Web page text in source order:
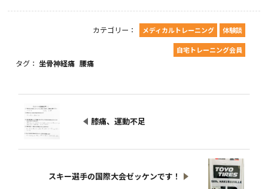
カテゴリー： メディカルトレーニング 体験談
自宅トレーニング会員
タグ： 坐骨神経痛 腰痛
膝痛、運動不足
スキー選手の国際大会ゼッケンです！